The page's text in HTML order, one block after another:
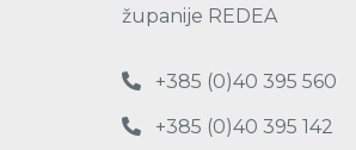
županije REDEA
+385 (0)40 395 560
+385 (0)40 395 142